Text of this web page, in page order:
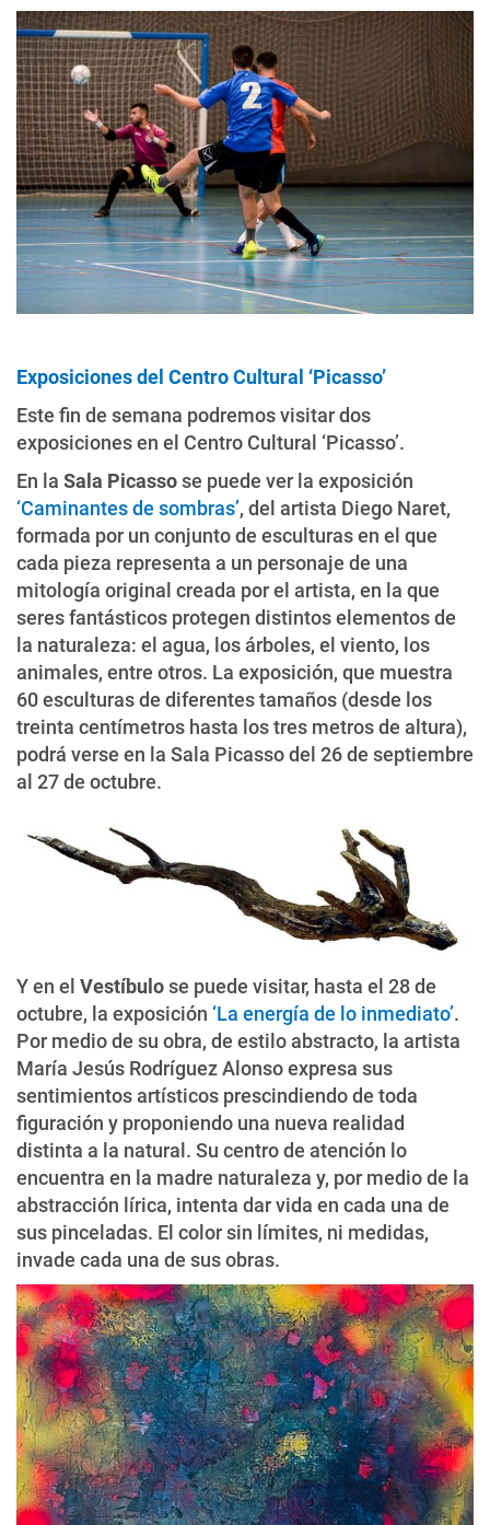
Exposiciones del Centro Cultural ‘Picasso’
Este fin de semana podremos visitar dos
exposiciones en el Centro Cultural ‘Picasso’.
En la Sala Picassose puede ver la exposición
‘Caminantes de sombras’, del artista Diego Naret,
formada por un conjunto de esculturas en el que
cada pieza representa a un personaje de una
mitología original creada por el artista, en la que
seres fantásticos protegen distintos elementos de
la naturaleza: el agua, los árboles, el viento, los
animales, entre otros. La exposición, que muestra
60 esculturas de diferentes tamaños (desde los
treinta centímetros hasta los tres metros de altura),
podrá verse en la Sala Picasso del 26 de septiembre
al 27 de octubre.
Y en el Vestíbulose puede visitar, hasta el 28 de
octubre, la exposición ‘La energía de lo inmediato’.
Por medio de su obra, de estilo abstracto, la artista
María Jesús Rodríguez Alonso expresa sus
sentimientos artísticos prescindiendo de toda
figuración y proponiendo una nueva realidad
distinta a la natural. Su centro de atención lo
encuentra en la madre naturaleza y, por medio de la
abstracción lírica, intenta dar vida en cada una de
sus pinceladas. El color sin límites, ni medidas,
invade cada una de sus obras.